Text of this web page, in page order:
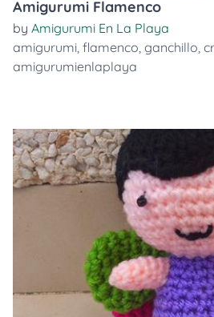
Amigurumi Flamenco
by Amigurumi En La Playa
amigurumi, flamenco, ganchillo,
amigurumienlaplaya